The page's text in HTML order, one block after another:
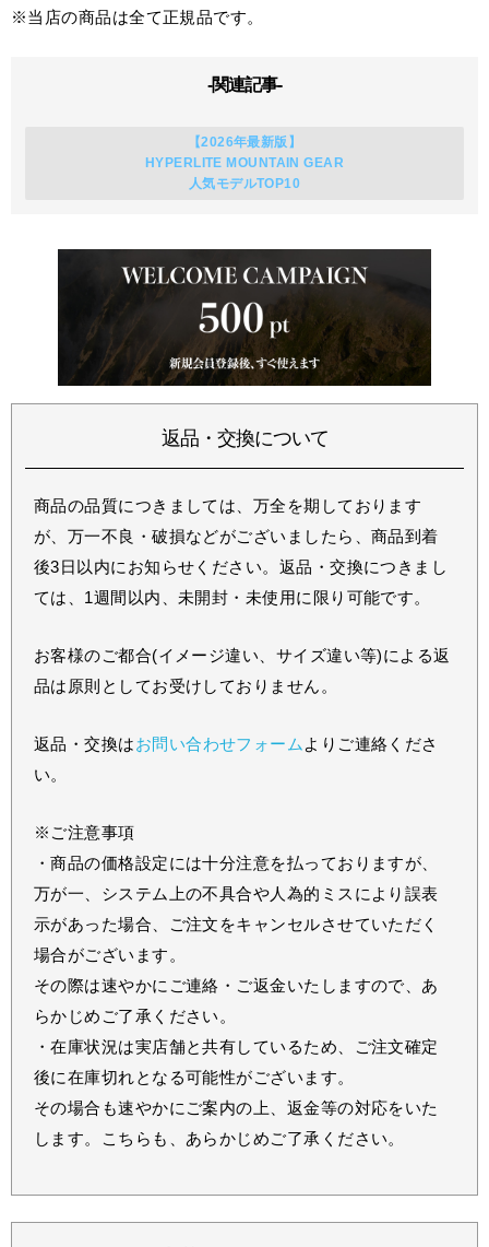
※当店の商品は全て正規品です。
-関連記事-
【2026年最新版】
HYPERLITE MOUNTAIN GEAR
人気モデルTOP10
返品・交換について
商品の品質につきましては、万全を期しております
が、万一不良・破損などがございましたら、商品到着
後3日以内にお知らせください。返品・交換につきまし
ては、1週間以内、未開封・未使用に限り可能です。
お客様のご都合(イメージ違い、サイズ違い等)による返
品は原則としてお受けしておりません。
返品・交換はお問い合わせフォーム よりご連絡くださ
い。
※ご注意事項
・商品の価格設定には十分注意を払っておりますが、
万が一、システム上の不具合や人為的ミスにより誤表
示があった場合、ご注文をキャンセルさせていただく
場合がございます。
その際は速やかにご連絡・ご返金いたしますので、あ
らかじめご了承ください。
・在庫状況は実店舗と共有しているため、ご注文確定
後に在庫切れとなる可能性がございます。
その場合も速やかにご案内の上、返金等の対応をいた
します。こちらも、あらかじめご了承ください。